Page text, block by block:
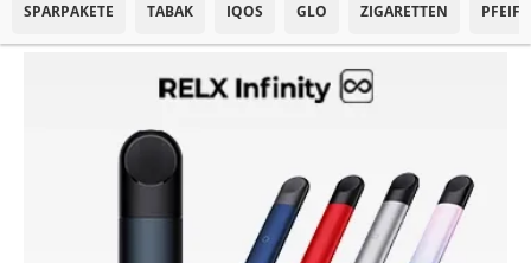
SPARPAKETE TABAK IQOS GLO ZIGARETTEN